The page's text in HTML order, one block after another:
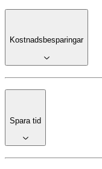
Kostnadsbesparingar
Spara tid